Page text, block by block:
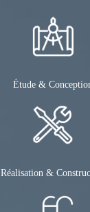
Étude &
Réalisation &